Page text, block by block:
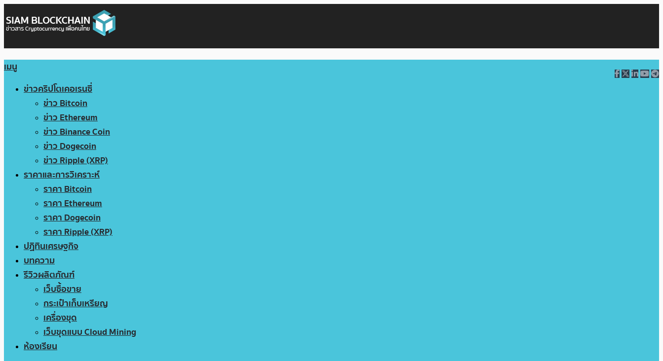
เมนู
ข่าวคริปโตเคอเรนซี่
ข่าว Bitcoin
ข่าว Ethereum
ข่าว Binance Coin
ข่าว Dogecoin
ข่าว Ripple (XRP)
ราคาและการวิเคราะห์
ราคา Bitcoin
ราคา Ethereum
ราคา Dogecoin
ราคา Ripple (XRP)
ปฏิทินเศรษฐกิจ
บทความ
รีวิวผลิตภัณฑ์
เว็บซื้อขาย
กระเป๋าเก็บเหรียญ
เครื่องขุด
เว็บขุดแบบ Cloud Mining
ห้องเรียน